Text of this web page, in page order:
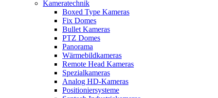
Kameratechnik
Boxed Type Kameras
Fix Domes
Bullet Kameras
PTZ Domes
Panorama
Wärmebildkameras
Remote Head Kameras
Spezialkameras
Analog HD-Kameras
Positioniersysteme